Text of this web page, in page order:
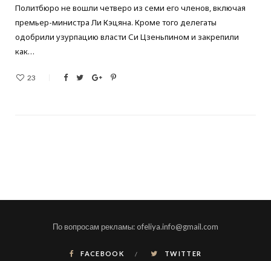
Политбюро не вошли четверо из семи его членов, включая
премьер-министра Ли Кэцяна. Кроме того делегаты
одобрили узурпацию власти Си Цзеньпином и закрепили
как…
23
По вопросам рекламы: ofeliya.info@gmail.com
FACEBOOK TWITTER